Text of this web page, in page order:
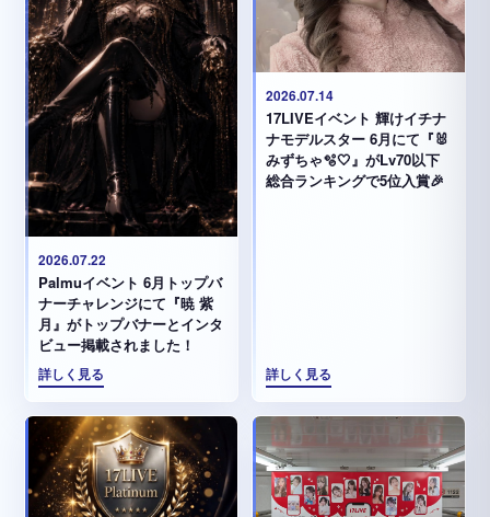
2026.07.22
Palmuイベント 6月トップバ
ナーチャレンジにて『暁 紫
月』がトップバナーとインタ
ビュー掲載されました！
詳しく見る
2026.07.14
17LIVEイベント 輝けイチナ
ナモデルスター 6月にて『🐰
みずちゃ️🫧🤍』がLv70以下
総合ランキングで5位入賞🎉
詳しく見る